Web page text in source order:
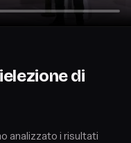
di
analizzato i risultati